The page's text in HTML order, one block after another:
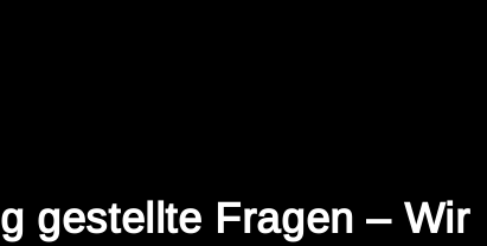
gestellte Fragen – Wir